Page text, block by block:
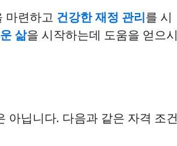
마련하고 건강한 재정 관리를 시
삶을 시작하는데 도움을 얻으시
아닙니다. 다음과 같은 자격 조건